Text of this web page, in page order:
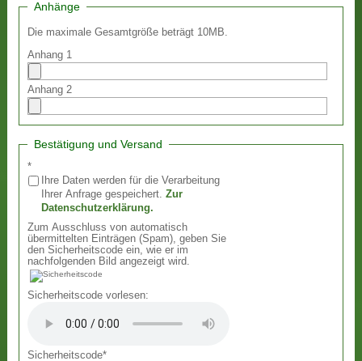
Anhänge
Die maximale Gesamtgröße beträgt 10MB.
Anhang 1
Anhang 2
Bestätigung und Versand
*
Ihre Daten werden für die Verarbeitung
Ihrer Anfrage gespeichert. Zur
Datenschutzerklärung.
Zum Ausschluss von automatisch
übermittelten Einträgen (Spam), geben Sie
den Sicherheitscode ein, wie er im
nachfolgenden Bild angezeigt wird.
Sicherheitscode vorlesen:
Sicherheitscode*